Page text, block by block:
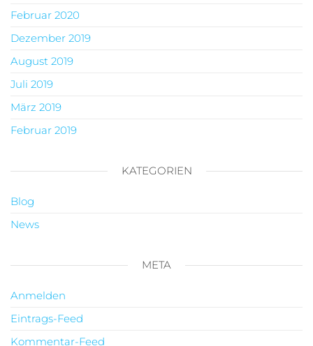
Februar 2020
Dezember 2019
August 2019
Juli 2019
März 2019
Februar 2019
KATEGORIEN
Blog
News
META
Anmelden
Eintrags-Feed
Kommentar-Feed